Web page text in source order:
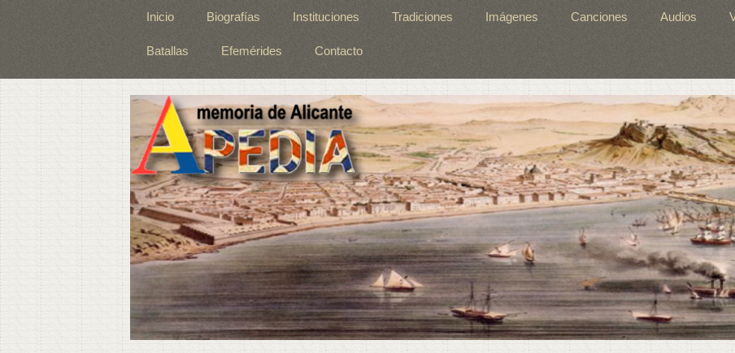
Inicio Biografías Instituciones Tradiciones Imágenes Canciones Audios
Batallas Efemérides Contacto